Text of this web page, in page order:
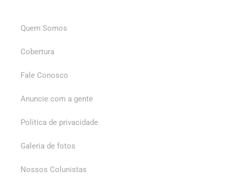
Quem Somos
Cobertura
Fale Conosco
Anuncie com a gente
Política de privacidade
Galeria de fotos
Nossos Colunistas